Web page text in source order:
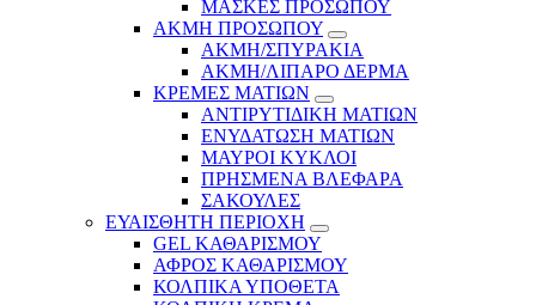
ΜΑΣΚΕΣ ΠΡΟΣΩΠΟΥ
ΑΚΜΗ ΠΡΟΣΩΠΟΥ
ΑΚΜΗ/ΣΠΥΡΑΚΙΑ
ΑΚΜΗ/ΛΙΠΑΡΟ ΔΕΡΜΑ
ΚΡΕΜΕΣ ΜΑΤΙΩΝ
ΑΝΤΙΡΥΤΙΔΙΚΗ ΜΑΤΙΩΝ
ΕΝΥΔΑΤΩΣΗ ΜΑΤΙΩΝ
ΜΑΥΡΟΙ ΚΥΚΛΟΙ
ΠΡΗΣΜΕΝΑ ΒΛΕΦΑΡΑ
ΣΑΚΟΥΛΕΣ
ΕΥΑΙΣΘΗΤΗ ΠΕΡΙΟΧΗ
GEL ΚΑΘΑΡΙΣΜΟΥ
ΑΦΡΟΣ ΚΑΘΑΡΙΣΜΟΥ
ΚΟΛΠΙΚΑ ΥΠΟΘΕΤΑ